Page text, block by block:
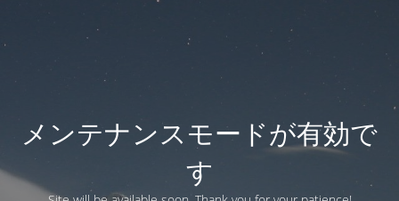
メンテナンスモードが有効で
す